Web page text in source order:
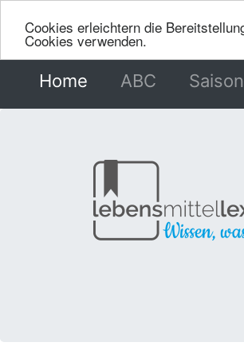
Cookies erleichtern die
Cookies verwenden.
Home (current)
ABC